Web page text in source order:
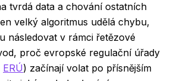
tvrdá data a chování ostatních
velký algoritmus udělá chybu,
následovat v rámci řetězové
proč evropské regulační úřady
ERÚ) začínají volat po přísnějším